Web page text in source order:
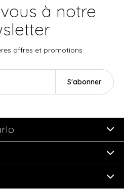
à notre
offres et promotions
S'abonner